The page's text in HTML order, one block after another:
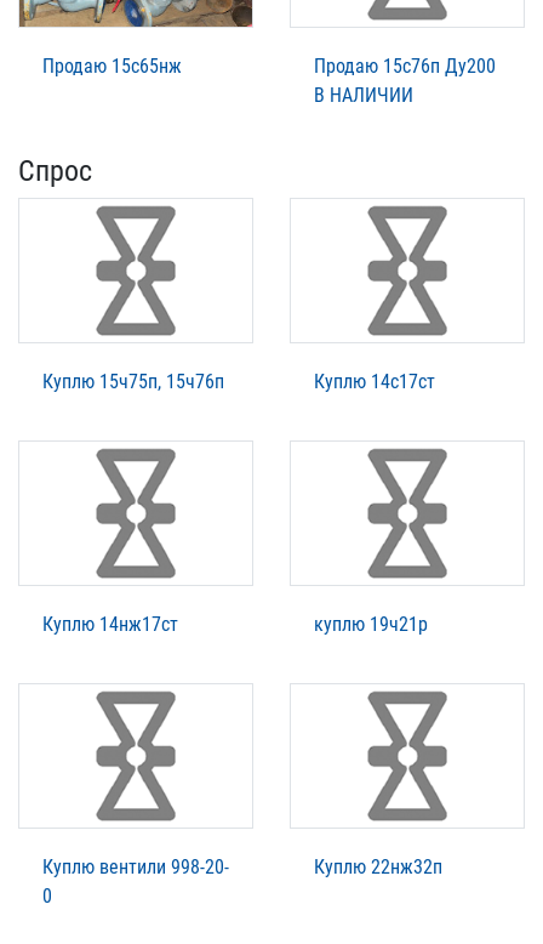
Продаю 15с65нж
Продаю 15с76п Ду200
В НАЛИЧИИ
Спрос
Куплю 15ч75п, 15ч76п Куплю 14с17ст
Куплю 14нж17ст куплю 19ч21р
Куплю вентили 998-20-
0
Куплю 22нж32п